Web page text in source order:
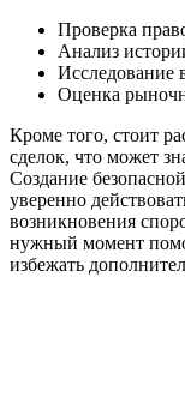
Проверка
Анализ
Исследование
Оценка
Кроме того, стоит
сделок, что может
Создание
уверенно
возникновения
нужный момент
избежать